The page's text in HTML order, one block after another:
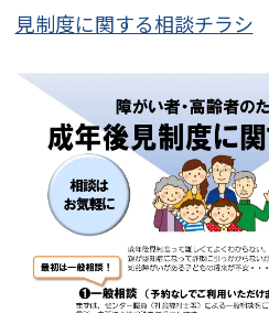
見制度に関する相談チラシ